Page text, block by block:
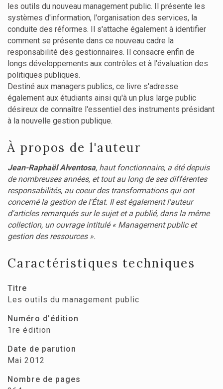
les outils du nouveau management public. Il présente les
systèmes d'information, l'organisation des services, la
conduite des réformes. Il s'attache également à identifier
comment se présente dans ce nouveau cadre la
responsabilité des gestionnaires. Il consacre enfin de
longs développements aux contrôles et à l'évaluation des
politiques publiques.
Destiné aux managers publics, ce livre s'adresse
également aux étudiants ainsi qu'à un plus large public
désireux de connaître l'essentiel des instruments présidant
à la nouvelle gestion publique.
À propos de l'auteur
Jean-Raphaël Alventosa, haut fonctionnaire, a été depuis
de nombreuses années, et tout au long de ses différentes
responsabilités, au coeur des transformations qui ont
concerné la gestion de l'État. Il est également l'auteur
d'articles remarqués sur le sujet et a publié, dans la même
collection, un ouvrage intitulé « Management public et
gestion des ressources ».
Caractéristiques techniques
Titre
Les outils du management public
Numéro d'édition
1re édition
Date de parution
Mai 2012
Nombre de pages